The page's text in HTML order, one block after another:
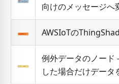
向けのメッセージへ
AWSIoTの
例外データのノード
した場合だけデータ